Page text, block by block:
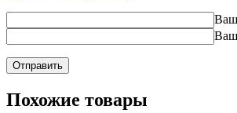
Похожие товары